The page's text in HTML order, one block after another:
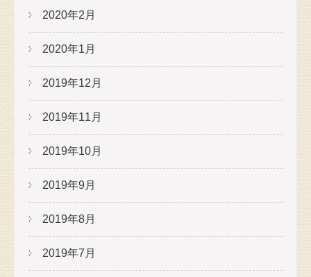
2020年2月
2020年1月
2019年12月
2019年11月
2019年10月
2019年9月
2019年8月
2019年7月